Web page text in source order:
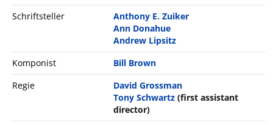
Schriftsteller
Anthony E. Zuiker
Ann Donahue
Andrew Lipsitz
Komponist
Bill Brown
Regie
David Grossman
Tony Schwartz (first assistant
director)